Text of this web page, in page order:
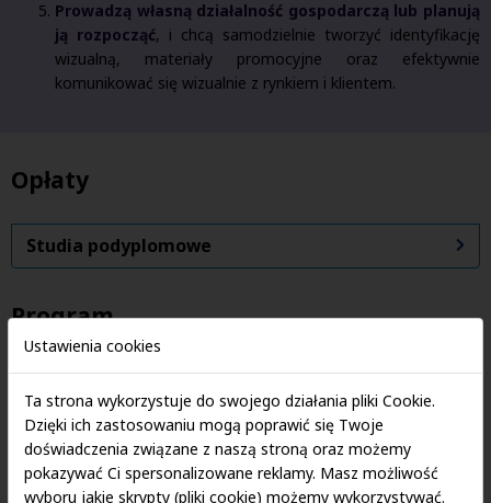
Prowadzą własną działalność gospodarczą lub planują
ją rozpocząć, i chcą samodzielnie tworzyć identyfikację
wizualną, materiały promocyjne oraz efektywnie
komunikować się wizualnie z rynkiem i klientem.
Opłaty
Studia podyplomowe
Program
Przygotowanie specjalistów do pracy w branży kreatywnej,
reklamowej i multimedialnej, poprzez rozwinięcie
Ustawienia cookies
Ta strona wykorzystuje do swojego działania pliki Cookie.
Dzięki ich zastosowaniu mogą poprawić się Twoje
doświadczenia związane z naszą stroną oraz możemy
pokazywać Ci spersonalizowane reklamy. Masz możliwość
wyboru jakie skrypty (pliki cookie) możemy wykorzystywać.